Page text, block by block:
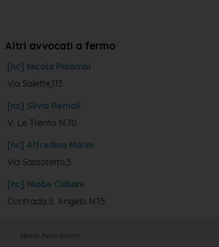
Altri avvocati a fermo
[nc] Nicola Palombi
Via Salette,113
[nc] Silvia Remoli
V. Le Trento N.70
[nc] Alfredina Marini
Via Sassotetto,5
[nc] Niobe Cisbani
Contrada S. Angelo N.15
About Avvo-it.com